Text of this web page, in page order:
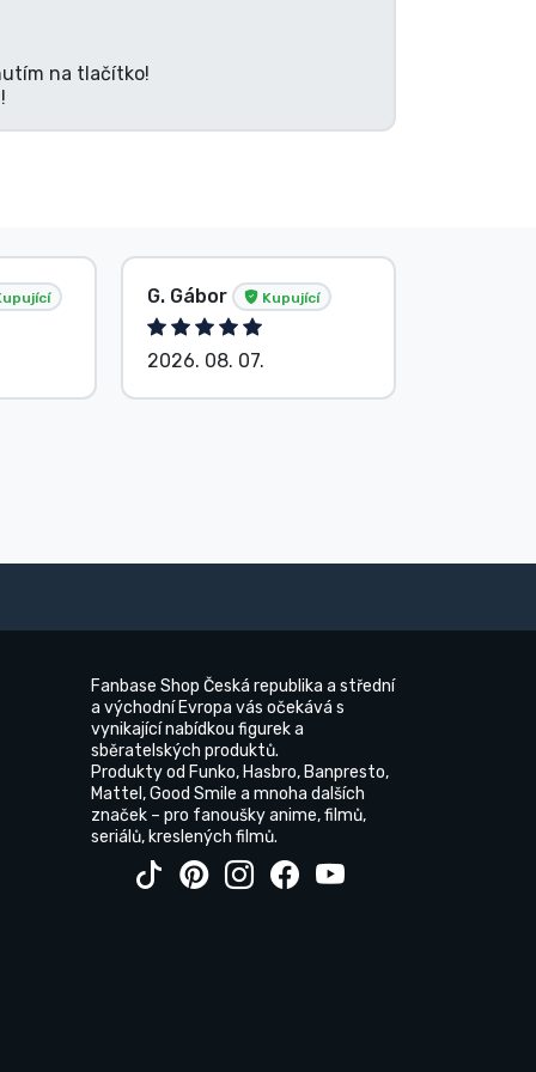
na tlačítko!
G. Gábor Kupující
2026. 08. 07.
Fanbase Shop Česká republika a střední
a východní Evropa vás očekává s
vynikající nabídkou figurek a
sběratelských produktů.
Produkty od Funko, Hasbro, Banpresto,
Mattel, Good Smile a mnoha dalších
značek – pro fanoušky anime, filmů,
seriálů, kreslených filmů.